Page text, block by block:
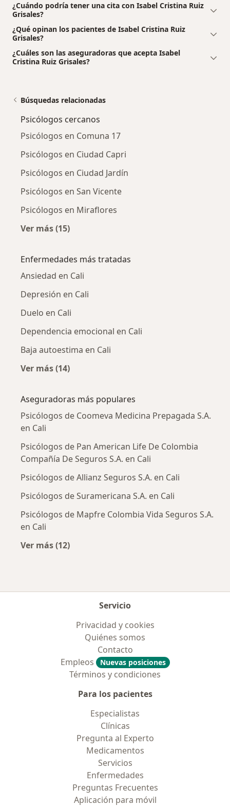
¿Cuándo podría tener una cita con Isabel Cristina Ruiz
Grisales?
¿Qué opinan los pacientes de Isabel Cristina Ruiz
Grisales?
¿Cuáles son las aseguradoras que acepta Isabel
Cristina Ruiz Grisales?
Búsquedas relacionadas
Psicólogos cercanos
Psicólogos en Comuna 17
Psicólogos en Ciudad Capri
Psicólogos en Ciudad Jardín
Psicólogos en San Vicente
Psicólogos en Miraflores
Ver más (15)
Enfermedades más tratadas
Ansiedad en Cali
Depresión en Cali
Duelo en Cali
Dependencia emocional en Cali
Baja autoestima en Cali
Ver más (14)
Aseguradoras más populares
Psicólogos de Coomeva Medicina Prepagada S.A.
en Cali
Psicólogos de Pan American Life De Colombia
Compañía De Seguros S.A. en Cali
Psicólogos de Allianz Seguros S.A. en Cali
Psicólogos de Suramericana S.A. en Cali
Psicólogos de Mapfre Colombia Vida Seguros S.A.
en Cali
Ver más (12)
Servicio
Privacidad y cookies
Quiénes somos
Contacto
Empleos
Nuevas posiciones
Términos y condiciones
Para los pacientes
Especialistas
Clínicas
Pregunta al Experto
Medicamentos
Servicios
Enfermedades
Preguntas Frecuentes
Aplicación para móvil